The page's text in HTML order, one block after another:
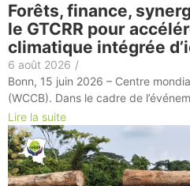
Forêts, finance,
le GTCRR pour
climatique intégrée
6 août 2026 /
Bonn, 15 juin 2026 – Centre
(WCCB). Dans le cadre de
Lire la suite